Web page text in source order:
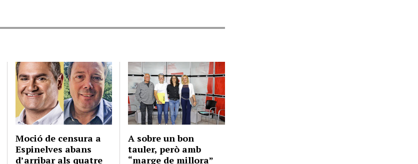
Moció de censura a
Espinelves abans
d’arribar als quatre
A sobre un bon
tauler, però amb
“marge de millora”